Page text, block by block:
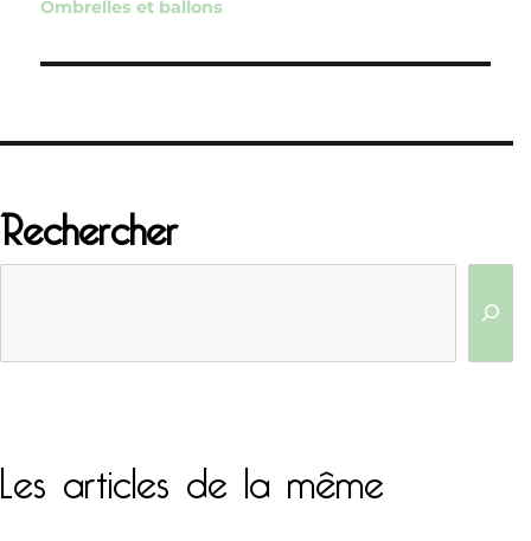
l’article
Ombrelles et ballons
Rechercher
Les articles de la même